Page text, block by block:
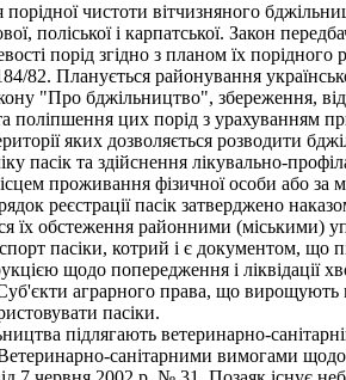
чистоти вітчизняного
поліської і карпатської. Закон
порід згідно з планом їх
82. Планується районування
"Про бджільництво", збереження,
поліпшення цих порід з урахуванням
яких дозволяється розводити
та здійснення лікувально-
проживання фізичної особи або
реєстрації пасік затверджено
їх обстеження районними
пасіки, котрий і є документом, що
щодо попередження і
аграрного права, що вирощують
пасіки.
підлягають ветеринарно-
санітарними вимогами